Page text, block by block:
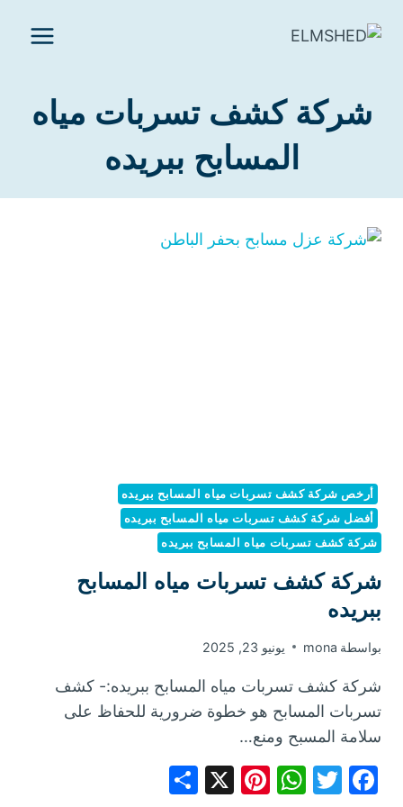
شركة كشف تسربات مياه
المسابح ببريده
أرخص شركة كشف تسربات مياه المسابح ببريده
أفضل شركة كشف تسربات مياه المسابح ببريده
شركة كشف تسربات مياه المسابح ببريده
شركة كشف تسربات مياه المسابح
ببريده
بواسطة mona يونيو 23, 2025
شركة كشف تسربات مياه المسابح ببريده:- كشف
تسربات المسابح هو خطوة ضرورية للحفاظ على
سلامة المسبح ومنع…
Facebook
Twitter
WhatsApp
Pinterest
X